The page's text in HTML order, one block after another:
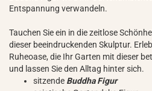
Entspannung verwandeln.
Tauchen Sie ein in die zeitlose
dieser beeindruckenden Skulptur.
Ruheoase, die Ihr Garten mit dieser
und lassen Sie den Alltag hinter sich.
sitzende Buddha Figur